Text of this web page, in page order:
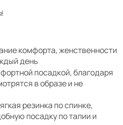
комфорта, женственности
день
посадкой, благодаря
в образе и не
резинка по спинке,
посадку по талии и